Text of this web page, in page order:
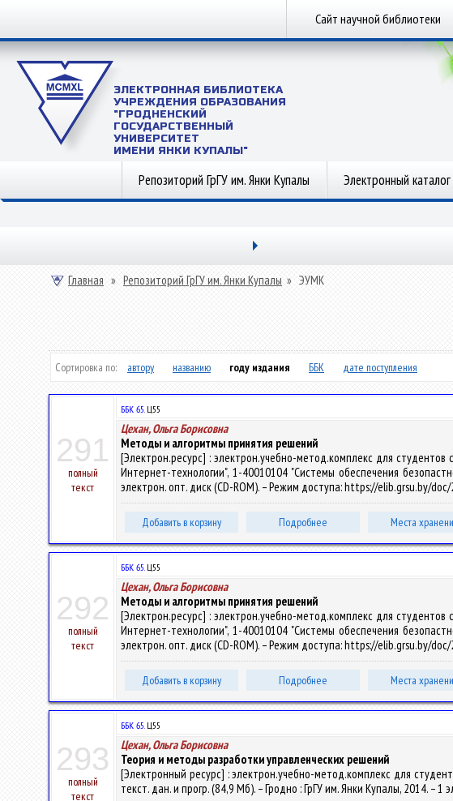
Сайт научной библиотеки
ЭЛЕКТРОННАЯ БИБЛИОТЕКА
УЧРЕЖДЕНИЯ ОБРАЗОВАНИЯ
"ГРОДНЕНСКИЙ
ГОСУДАРСТВЕННЫЙ
УНИВЕРСИТЕТ
ИМЕНИ ЯНКИ КУПАЛЫ"
Репозиторий ГрГУ им. Янки Купалы Электронный
Главная » Репозиторий ГрГУ им. Янки Купалы » ЭУМК
Сортировка по: автору названию году издания ББК дате поступления
291
полный
текст
ББК 65.Ц55
Цехан, Ольга Борисовна
Методы и алгоритмы принятия решений
[Электрон.ресурс] : электрон.учебно-метод.комплекс для
Интернет-технологии", 1-40010104 "Системы обеспечения
электрон. опт. диск (CD-ROM). – Режим доступа: https://elib.grsu.by/
Добавить в корзину Подробнее Места
292
полный
текст
ББК 65.Ц55
Цехан, Ольга Борисовна
Методы и алгоритмы принятия решений
[Электрон.ресурс] : электрон.учебно-метод.комплекс для
Интернет-технологии", 1-40010104 "Системы обеспечения
электрон. опт. диск (CD-ROM). – Режим доступа: https://elib.grsu.by/
Добавить в корзину Подробнее Места
293
полный
текст
ББК 65.Ц55
Цехан, Ольга Борисовна
Теория и методы разработки управленческих решений
[Электронный ресурс] : электрон.учебно-метод.комплекс для
текст. дан. и прогр. (84,9 Мб). – Гродно : ГрГУ им. Янки Купалы, 2014. –